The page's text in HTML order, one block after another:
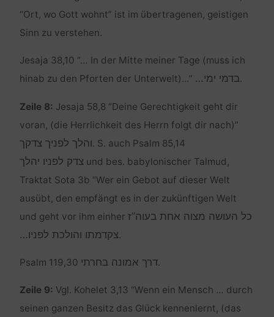
“Ort, wo Gott wohnt” ist im übertragenen, geistigen
Sinn zu verstehen.
Jesaja 38,10 “… In der Mitte meiner Tage (muss ich
hinab zu den Pforten der Unterwelt)…” בדמי ימי….
Zeile 8: Jesaja 58,8 “Deine Gerechtigkeit geht dir
voran, (die Herrlichkeit des Herrn folgt dir nach)”
והלך לפניך צדקך. S. auch Psalm 85,14
צדק לפניו יהלך und bes. babylonischer Talmud,
Traktat Sota 3b “Wer ein Gebot auf dieser Welt
ausübt, den empfängt es in der zukünftigen Welt
und geht vor ihm einher כל העושה מצוה אחת בעוה”ז
צקדמתו והולכת לפניו….
Psalm 119,30 דרך אמונה בחרתי.
Zeile 9: Vgl. Kohelet 3,13 “Wenn ein Mensch … durch
seinen ganzen Besitz das Glück kennenlernt, (das